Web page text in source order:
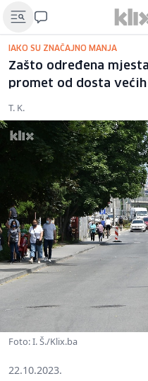
IAKO SU ZNAČAJNO MANJA
Zašto određena
promet od dosta
T. K.
Foto: I. Š./Klix.ba
22.10.2023.